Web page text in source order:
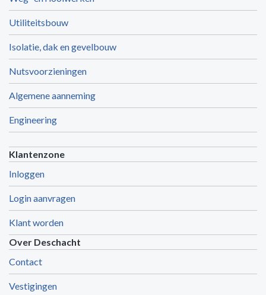
Utiliteitsbouw
Isolatie, dak en gevelbouw
Nutsvoorzieningen
Algemene aanneming
Engineering
Klantenzone
Inloggen
Login aanvragen
Klant worden
Over Deschacht
Contact
Vestigingen